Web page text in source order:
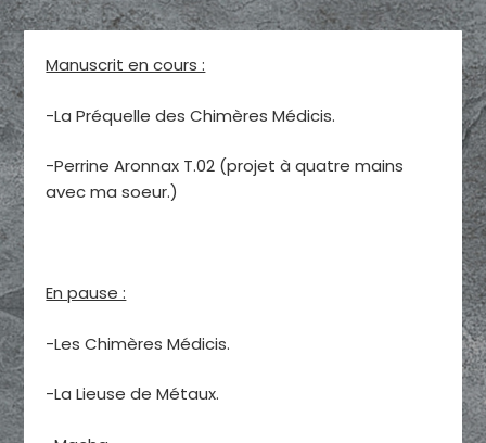
Manuscrit en cours :
-La Préquelle des Chimères Médicis.
-Perrine Aronnax T.02 (projet à quatre mains
avec ma soeur.)
En pause :
-Les Chimères Médicis.
-La Lieuse de Métaux.